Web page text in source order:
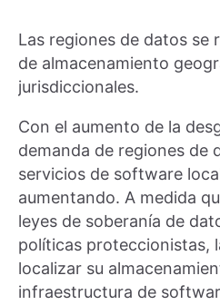
Las regiones de datos se
de almacenamiento
jurisdiccionales.
Con el aumento de la
demanda de regiones de
servicios de software
aumentando. A medida
leyes de soberanía de
políticas proteccionistas,
localizar su
infraestructura de